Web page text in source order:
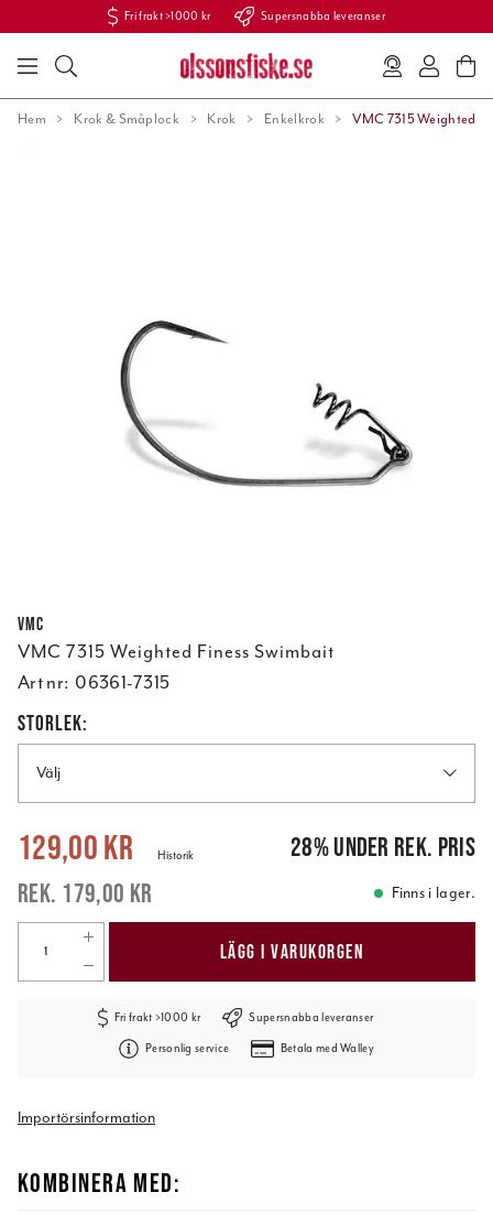
Fri frakt >1000 kr Supersnabba leveranser
Hem Krok & Småplock Krok Enkelkrok VMC 7315 Weighted
VMC
VMC 7315 Weighted Finess Swimbait
Art nr: 06361-7315
STORLEK:
Välj
Nuvarande pris:129,00 kr 179,00 kr
129,00 kr
179,00 kr
Historik 28%under rek. pris
Finns i lager.
LÄGG I VARUKORGEN
Fri frakt >1000 kr Supersnabba leveranser
Personlig service Betala med Walley
Importörsinformation
KOMBINERA MED: